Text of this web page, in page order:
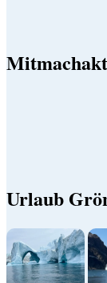
Urlaub